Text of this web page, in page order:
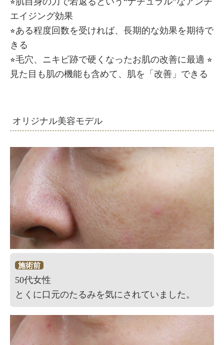
エイジング効果
⭐︎ある程度回数を受ければ、長期的な効果を期待で
きる
⭐︎毛穴、ニキビ跡で硬くなったお肌の改善に最適 ⭐︎
見た目も肌の機能も含めて、肌を「改善」できる
オリジナル美容モデル
施術前
50代女性
とくに口元のたるみを気にされていました。